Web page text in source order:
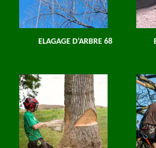
ELAGAGE D'ARBRE 68